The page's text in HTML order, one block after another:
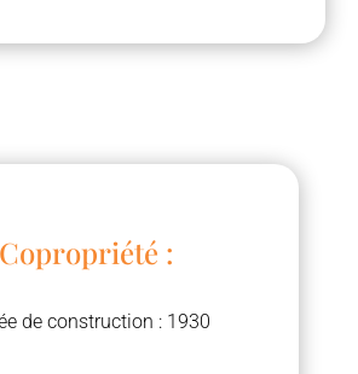
Copropriété :
de construction : 1930